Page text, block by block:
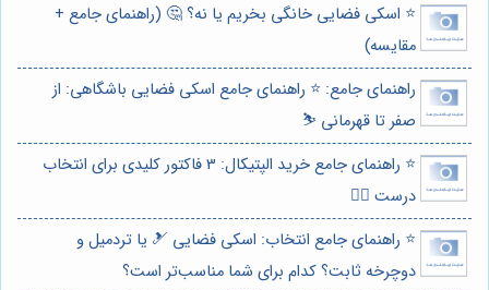
⭐️ اسکی فضایی خانگی بخریم یا نه؟ 🤔 (راهنمای جامع +
مقایسه)
راهنمای جامع: ⭐️ راهنمای جامع اسکی فضایی باشگاهی: از
صفر تا قهرمانی ⛷️
⭐️ راهنمای جامع خرید الپتیکال: 3 فاکتور کلیدی برای انتخاب
درست 🏃‍♀️
⭐️ راهنمای جامع انتخاب: اسکی فضایی 🎿 یا تردمیل و
دوچرخه ثابت؟ کدام برای شما مناسب‌تر است؟